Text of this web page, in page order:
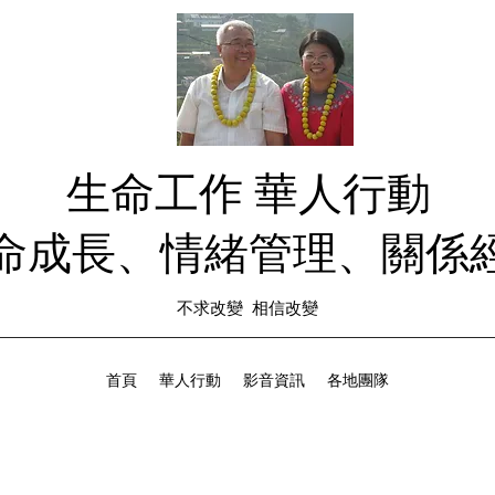
生命工作 華人行動
成長、情緒管理、關係
不求改變 相信改變
首頁 華人行動 影音資訊 各地團隊